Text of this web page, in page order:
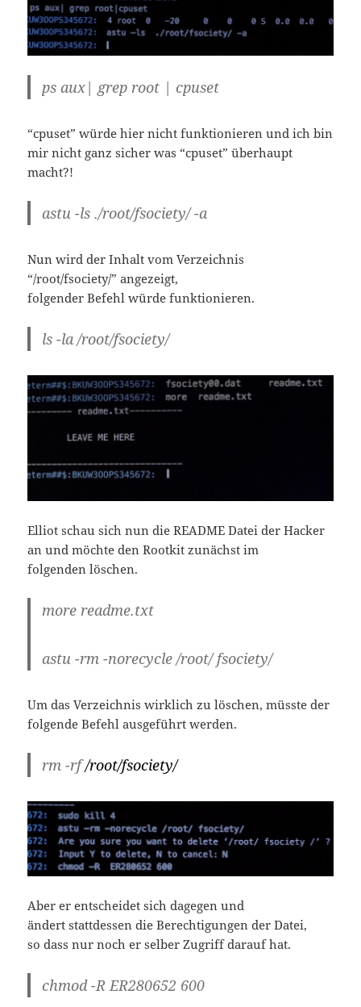
ps aux| grep root | cpuset
“cpuset” würde hier nicht funktionieren und ich bin
mir nicht ganz sicher was “cpuset” überhaupt
macht?!
astu -ls ./root/fsociety/ -a
Nun wird der Inhalt vom Verzeichnis
“/root/fsociety/” angezeigt,
folgender Befehl würde funktionieren.
ls -la /root/fsociety/
Elliot schau sich nun die README Datei der Hacker
an und möchte den Rootkit zunächst im
folgenden löschen.
more readme.txt
astu -rm -norecycle /root/ fsociety/
Um das Verzeichnis wirklich zu löschen, müsste der
folgende Befehl ausgeführt werden.
rm -rf/root/fsociety/
Aber er entscheidet sich dagegen und
ändert stattdessen die Berechtigungen der Datei,
so dass nur noch er selber Zugriff darauf hat.
chmod -R ER280652 600